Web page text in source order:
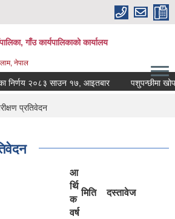
गाँउ कार्यपालिकाको कार्यालय
नेपाल
निर्णय २०८३ साउन १७, आइतबार पशुपन्छीमा खोप
प्रतिवेदन
आ
र्थि
क
वर्ष
मिति दस्तावेज